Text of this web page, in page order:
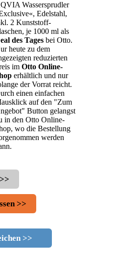
Wassersprudler
Edelstahl,
2 Kunststoff-
je 1000 ml als
des Tages bei Otto.
heute zu dem
reduzierten
im Otto Online-
erhältlich und nur
der Vorrat reicht.
einen einfachen
auf den "Zum
Button gelangst
in den Otto Online-
wo die Bestellung
werden
>>
>>